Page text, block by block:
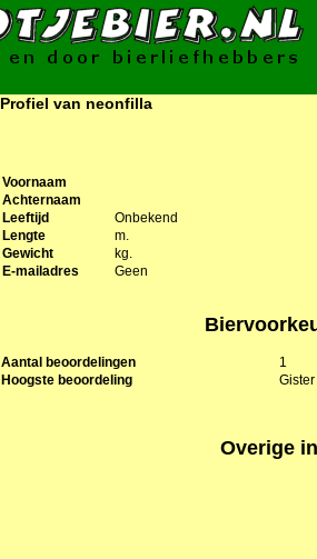
Profiel van neonfilla
Voornaam
Achternaam
Leeftijd
Onbekend
Lengte
m.
Gewicht
kg.
E-mailadres
Geen
Aantal beoordelingen
1
Hoogste beoordeling
Gister
Overige